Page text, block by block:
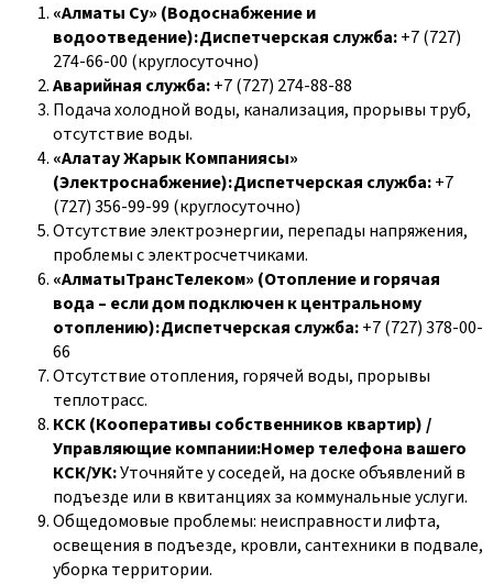
«Алматы Су» (Водоснабжение и
водоотведение):Диспетчерская служба:+7 (727)
274-66-00 (круглосуточно)
Аварийная служба:+7 (727) 274-88-88
Подача холодной воды, канализация, прорывы труб,
отсутствие воды.
«Алатау Жарык Компаниясы»
(Электроснабжение):Диспетчерская служба:+7
(727) 356-99-99 (круглосуточно)
Отсутствие электроэнергии, перепады напряжения,
проблемы с электросчетчиками.
«АлматыТрансТелеком» (Отопление и горячая
вода – если дом подключен к центральному
отоплению):Диспетчерская служба:+7 (727) 378-00-
66
Отсутствие отопления, горячей воды, прорывы
теплотрасс.
КСК (Кооперативы собственников квартир) /
Управляющие компании:Номер телефона вашего
КСК/УК:Уточняйте у соседей, на доске объявлений в
подъезде или в квитанциях за коммунальные услуги.
Общедомовые проблемы: неисправности лифта,
освещения в подъезде, кровли, сантехники в подвале,
уборка территории.